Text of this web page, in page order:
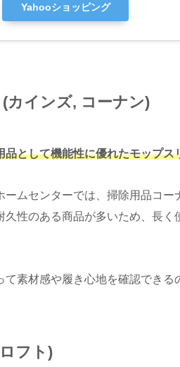
Yahooショッピング
カインズ, コーナン)
品として機能性に優れたモップス
ームセンターでは、掃除用品コ
久性のある商品が多いため、長
素材感や履き心地を確認できる
フト)